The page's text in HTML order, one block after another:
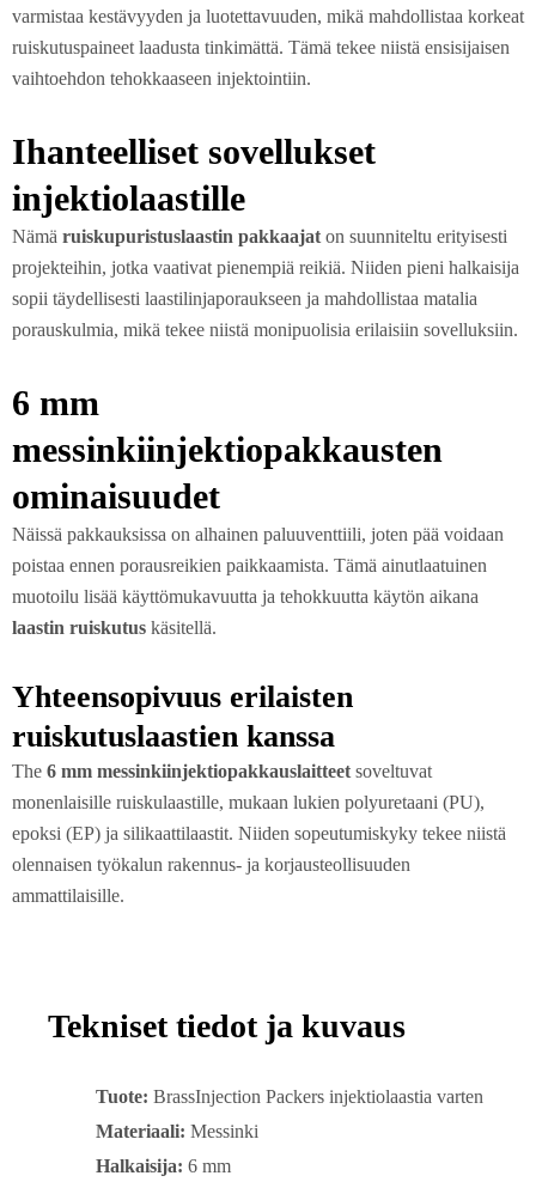
varmistaa kestävyyden ja luotettavuuden, mikä mahdollistaa korkeat
ruiskutuspaineet laadusta tinkimättä. Tämä tekee niistä ensisijaisen
vaihtoehdon tehokkaaseen injektointiin.
Ihanteelliset sovellukset
injektiolaastille
Nämä ruiskupuristuslaastin pakkaajat on suunniteltu erityisesti
projekteihin, jotka vaativat pienempiä reikiä. Niiden pieni halkaisija
sopii täydellisesti laastilinjaporaukseen ja mahdollistaa matalia
porauskulmia, mikä tekee niistä monipuolisia erilaisiin sovelluksiin.
6 mm
messinkiinjektiopakkausten
ominaisuudet
Näissä pakkauksissa on alhainen paluuventtiili, joten pää voidaan
poistaa ennen porausreikien paikkaamista. Tämä ainutlaatuinen
muotoilu lisää käyttömukavuutta ja tehokkuutta käytön aikana
laastin ruiskutus käsitellä.
Yhteensopivuus erilaisten
ruiskutuslaastien kanssa
The 6 mm messinkiinjektiopakkauslaitteet soveltuvat
monenlaisille ruiskulaastille, mukaan lukien polyuretaani (PU),
epoksi (EP) ja silikaattilaastit. Niiden sopeutumiskyky tekee niistä
olennaisen työkalun rakennus- ja korjausteollisuuden
ammattilaisille.
Tekniset tiedot ja kuvaus
Tuote: BrassInjection Packers injektiolaastia varten
Materiaali: Messinki
Halkaisija: 6 mm